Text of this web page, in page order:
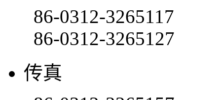
86-0312-3265117
86-0312-3265127
传真